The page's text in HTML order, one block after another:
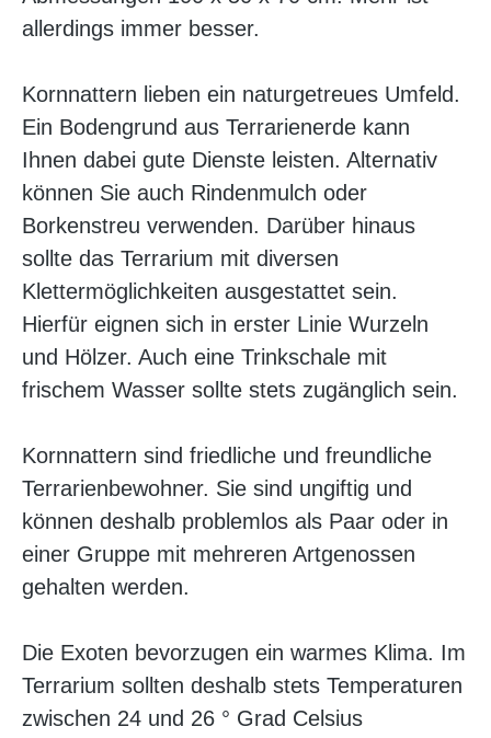
allerdings immer besser.
Kornnattern lieben ein naturgetreues Umfeld.
Ein Bodengrund aus Terrarienerde kann
Ihnen dabei gute Dienste leisten. Alternativ
können Sie auch Rindenmulch oder
Borkenstreu verwenden. Darüber hinaus
sollte das Terrarium mit diversen
Klettermöglichkeiten ausgestattet sein.
Hierfür eignen sich in erster Linie Wurzeln
und Hölzer. Auch eine Trinkschale mit
frischem Wasser sollte stets zugänglich sein.
Kornnattern sind friedliche und freundliche
Terrarienbewohner. Sie sind ungiftig und
können deshalb problemlos als Paar oder in
einer Gruppe mit mehreren Artgenossen
gehalten werden.
Die Exoten bevorzugen ein warmes Klima. Im
Terrarium sollten deshalb stets Temperaturen
zwischen 24 und 26 ° Grad Celsius